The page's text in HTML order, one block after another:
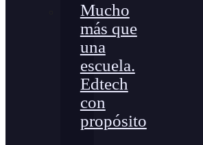
Mucho
más que
una
escuela.
Edtech
con
propósito